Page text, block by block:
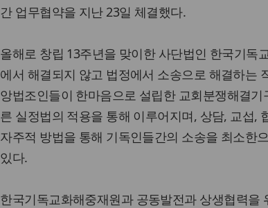
간 업무협약을 지난 23일 체결했다.
올해로 창립 13주년을 맞이한 사단법인 한국기독
에서 해결되지 않고 법정에서 소송으로 해결하는
앙법조인들이 한마음으로 설립한 교회분쟁해결
른 실정법의 적용을 통해 이루어지며, 상담, 교섭,
자주적 방법을 통해 기독인들간의 소송을 최소한
있다.
한국기독교화해중재원과 공동발전과 상생협력을